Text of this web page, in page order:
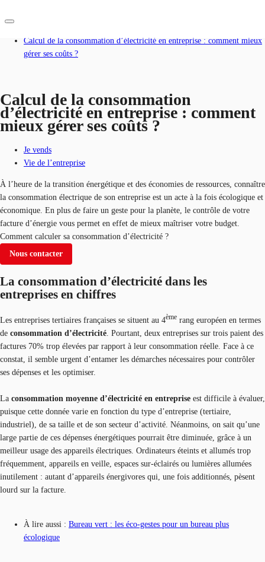
Données marchés
Pourquoi JLL?
NxT
Flex & Co-working
Favoris
Nous contacter
Calcul de la consommation d’électricité en entreprise : comment mieux
gérer ses coûts ?
Calcul de la consommation
d’électricité en entreprise : comment
mieux gérer ses coûts ?
Je vends
Vie de l’entreprise
À l’heure de la transition énergétique et des économies de ressources, connaître
la consommation électrique de son entreprise est un acte à la fois écologique et
économique. En plus de faire un geste pour la planète, le contrôle de votre
facture d’énergie vous permet en effet de mieux maîtriser votre budget.
Comment calculer sa consommation d’électricité ?
Nous contacter
La consommation d’électricité dans les
entreprises en chiffres
Les entreprises tertiaires françaises se situent au 4ème rang européen en termes
de consommation d’électricité. Pourtant, deux entreprises sur trois paient des
factures 70% trop élevées par rapport à leur consommation réelle. Face à ce
constat, il semble urgent d’entamer les démarches nécessaires pour contrôler
ses dépenses et les optimiser.
La consommation moyenne d’électricité en entreprise est difficile à évaluer,
puisque cette donnée varie en fonction du type d’entreprise (tertiaire,
industriel), de sa taille et de son secteur d’activité. Néanmoins, on sait qu’une
large partie de ces dépenses énergétiques pourrait être diminuée, grâce à un
meilleur usage des appareils électriques. Ordinateurs éteints et allumés trop
fréquemment, appareils en veille, espaces sur-éclairés ou lumières allumées
inutilement : autant d’appareils énergivores qui, une fois additionnés, pèsent
lourd sur la facture.
À lire aussi : Bureau vert : les éco-gestes pour un bureau plus
écologique